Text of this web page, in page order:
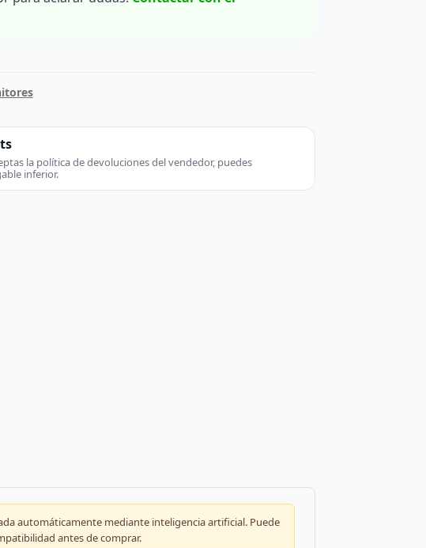
la política de devoluciones del vendedor, puedes
inferior.
automáticamente mediante inteligencia artificial. Puede
antes de comprar.